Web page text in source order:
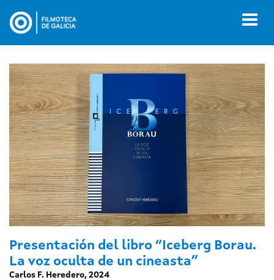
contenido
Presentación del libro “Iceberg Borau.
La voz oculta de un cineasta”
Carlos F. Heredero, 2024